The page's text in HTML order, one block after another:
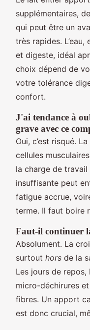
supplémentaires,
qui peut être un
très rapides.
et digeste, idéal
choix dépend de
votre tolérance
confort.
J'ai tendance à
grave avec ce
Oui, c’est risqué.
cellules
la charge de
insuffisante peut
fatigue accrue,
terme. Il faut boire
Faut-il continuer
Absolument. La
surtout hors de la
Les jours de
micro-déchirures
fibres. Un apport
est donc crucial,